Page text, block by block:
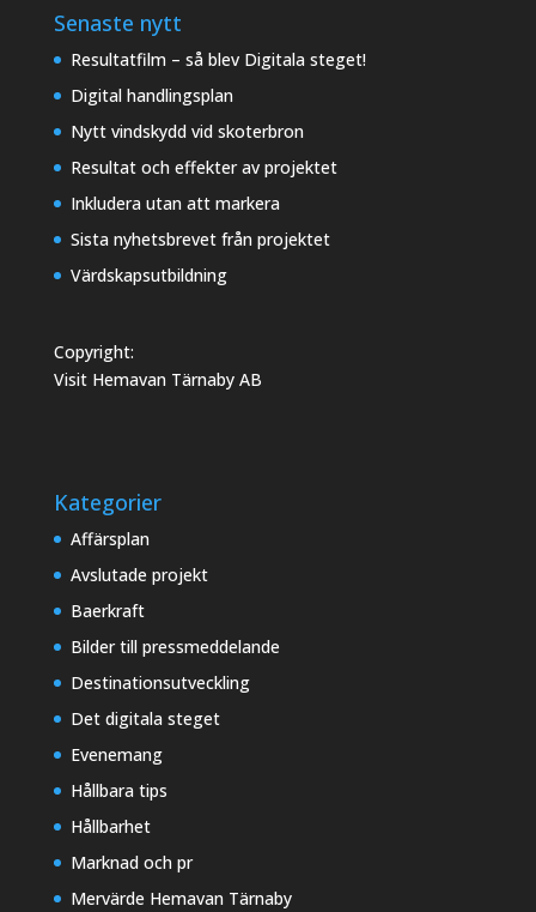
Senaste nytt
Resultatfilm – så blev Digitala steget!
Digital handlingsplan
Nytt vindskydd vid skoterbron
Resultat och effekter av projektet
Inkludera utan att markera
Sista nyhetsbrevet från projektet
Värdskapsutbildning
Copyright:
Visit Hemavan Tärnaby AB
Kategorier
Affärsplan
Avslutade projekt
Baerkraft
Bilder till pressmeddelande
Destinationsutveckling
Det digitala steget
Evenemang
Hållbara tips
Hållbarhet
Marknad och pr
Mervärde Hemavan Tärnaby